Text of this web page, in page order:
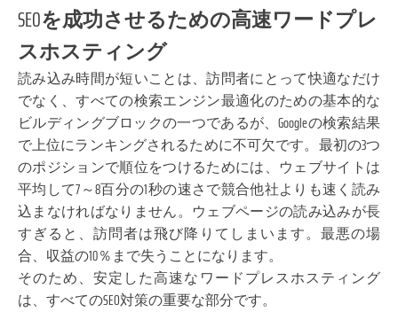
SEOを成功させるための高速ワードプレ
スホスティング
読み込み時間が短いことは、訪問者にとって快適なだけ
でなく、すべての検索エンジン最適化のための基本的な
ビルディングブロックの一つであるが、Googleの検索結果
で上位にランキングされるために不可欠です。最初の3つ
のポジションで順位をつけるためには、ウェブサイトは
平均して7～8百分の1秒の速さで競合他社よりも速く読み
込まなければなりません。ウェブページの読み込みが長
すぎると、訪問者は飛び降りてしまいます。最悪の場
合、収益の10％まで失うことになります。
そのため、安定した高速なワードプレスホスティング
は、すべてのSEO対策の重要な部分です。